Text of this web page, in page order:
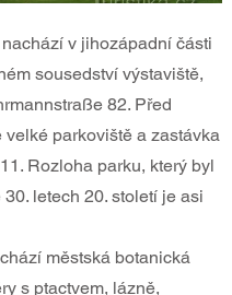
v jihozápadní části
sousedství výstaviště,
82. Před
velké parkoviště a zastávka
Rozloha parku, který byl
letech 20. století je asi
městská botanická
s ptactvem, lázně,